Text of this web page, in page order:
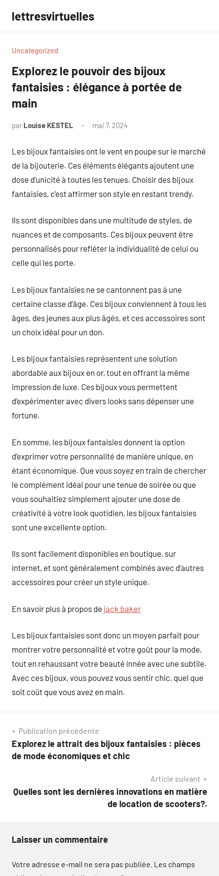
contenu
lettresvirtuelles
Uncategorized
Explorez le pouvoir des bijoux
fantaisies : élégance à portée de
main
par Louise KESTEL mai 7, 2024
Les bijoux fantaisies ont le vent en poupe sur le marché
de la bijouterie. Ces éléments élégants ajoutent une
dose d’unicité à toutes les tenues. Choisir des bijoux
fantaisies, c’est affirmer son style en restant trendy.
Ils sont disponibles dans une multitude de styles, de
nuances et de composants. Ces bijoux peuvent être
personnalisés pour refléter la individualité de celui ou
celle qui les porte.
Les bijoux fantaisies ne se cantonnent pas à une
certaine classe d’âge. Ces bijoux conviennent à tous les
âges, des jeunes aux plus âgés, et ces accessoires sont
un choix idéal pour un don.
Les bijoux fantaisies représentent une solution
abordable aux bijoux en or, tout en offrant la même
impression de luxe. Ces bijoux vous permettent
d’expérimenter avec divers looks sans dépenser une
fortune.
En somme, les bijoux fantaisies donnent la option
d’exprimer votre personnalité de manière unique, en
étant économique. Que vous soyez en train de chercher
le complément idéal pour une tenue de soirée ou que
vous souhaitiez simplement ajouter une dose de
créativité à votre look quotidien, les bijoux fantaisies
sont une excellente option.
Ils sont facilement disponibles en boutique, sur
internet, et sont généralement combinés avec d’autres
accessoires pour créer un style unique.
En savoir plus à propos de jack baker
Les bijoux fantaisies sont donc un moyen parfait pour
montrer votre personnalité et votre goût pour la mode,
tout en rehaussant votre beauté innée avec une subtile.
Avec ces bijoux, vous pouvez vous sentir chic, quel que
soit coût que vous avez en main.
Navigation
de
Publication précédente
Explorez le attrait des bijoux fantaisies : pièces
de mode économiques et chic
Article suivant
Quelles sont les dernières innovations en matière
de location de scooters?.
Laisser un commentaire
Votre adresse e-mail ne sera pas publiée. Les champs